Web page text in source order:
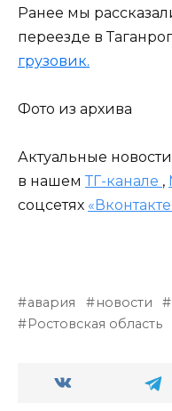
Ранее мы
переезде в
грузовик.
Фото из архива
Актуальные
в нашем ТГ-канале ,
соцсетях
авария новости
Ростовская область